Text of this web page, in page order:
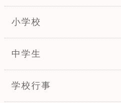
小学校
中学生
学校行事